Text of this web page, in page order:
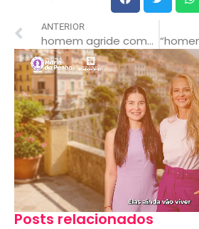
ANTERIOR
homem agride companheiro com socos e mordida durante briga em juscimeira; sogra aciona a polícia
Posts relacionados